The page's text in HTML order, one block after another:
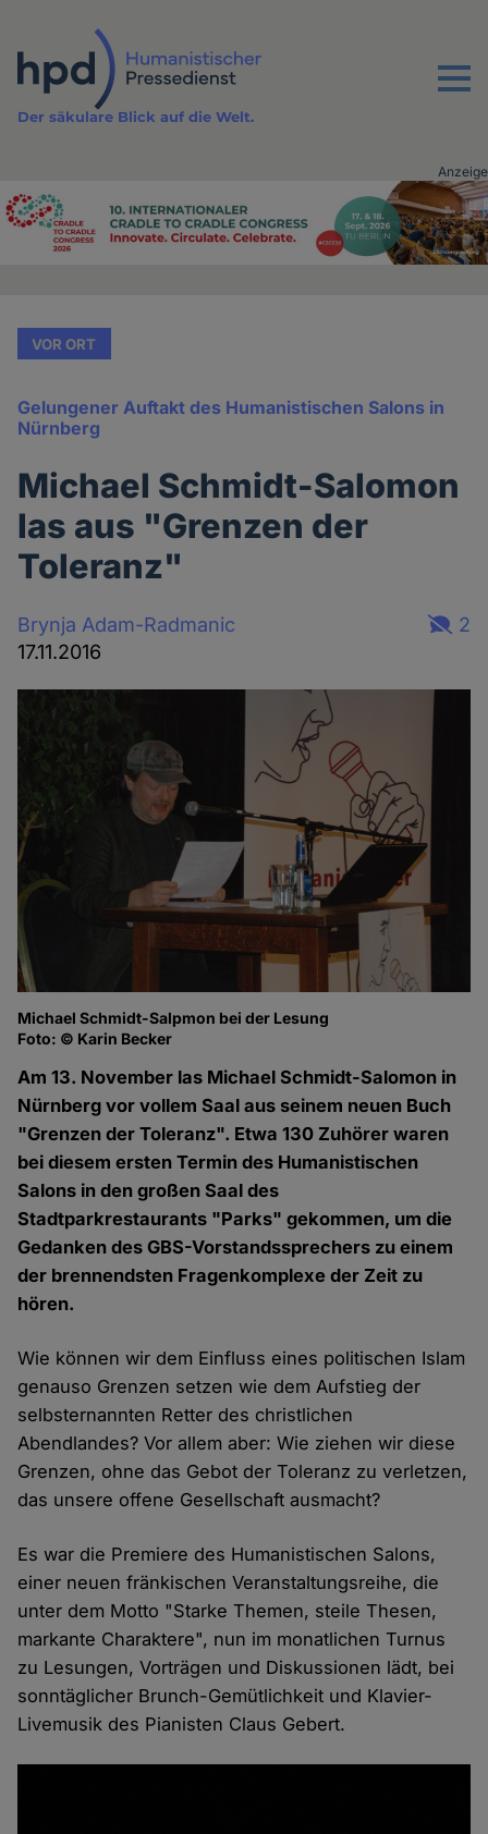
Inhalt
Menu
Der säkulare Blick auf die Welt.
Advertising
Anzeige
VOR ORT
Gelungener Auftakt des Humanistischen Salons in
Nürnberg
Michael Schmidt-Salomon
las aus "Grenzen der
Toleranz"
Brynja Adam-Radmanic
17.11.2016
2
Michael Schmidt-Salpmon bei der Lesung
Foto: © Karin Becker
Am 13. November las Michael Schmidt-Salomon in
Nürnberg vor vollem Saal aus seinem neuen Buch
"Grenzen der Toleranz". Etwa 130 Zuhörer waren
bei diesem ersten Termin des Humanistischen
Salons in den großen Saal des
Stadtparkrestaurants "Parks" gekommen, um die
Gedanken des GBS-Vorstandssprechers zu einem
der brennendsten Fragenkomplexe der Zeit zu
hören.
Wie können wir dem Einfluss eines politischen Islam
genauso Grenzen setzen wie dem Aufstieg der
selbsternannten Retter des christlichen
Abendlandes? Vor allem aber: Wie ziehen wir diese
Grenzen, ohne das Gebot der Toleranz zu verletzen,
das unsere offene Gesellschaft ausmacht?
Es war die Premiere des Humanistischen Salons,
einer neuen fränkischen Veranstaltungsreihe, die
unter dem Motto "Starke Themen, steile Thesen,
markante Charaktere", nun im monatlichen Turnus
zu Lesungen, Vorträgen und Diskussionen lädt, bei
sonntäglicher Brunch-Gemütlichkeit und Klavier-
Livemusik des Pianisten Claus Gebert.